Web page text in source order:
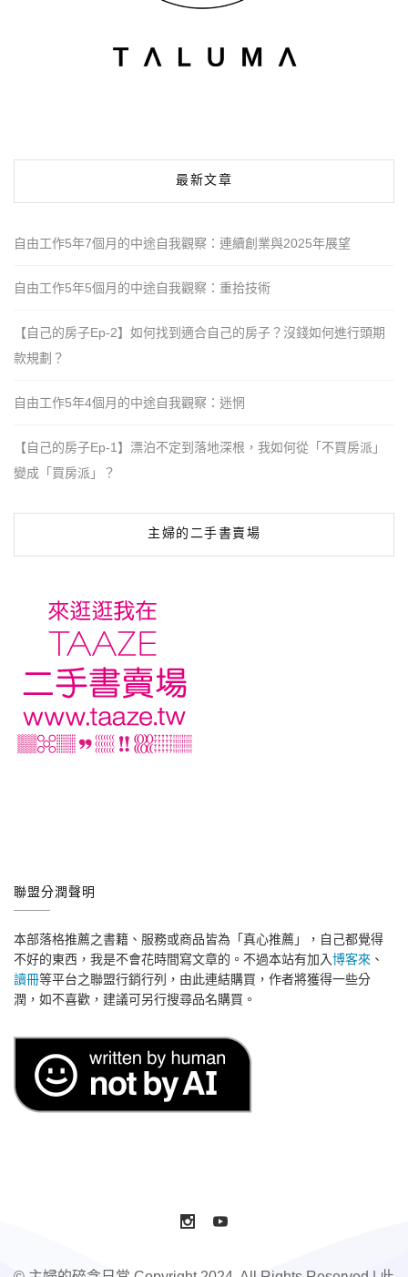
最新文章
自由工作5年7個月的中途自我觀察：連續創業與2025年展望
自由工作5年5個月的中途自我觀察：重拾技術
【自己的房子Ep-2】如何找到適合自己的房子？沒錢如何進行頭期
款規劃？
自由工作5年4個月的中途自我觀察：迷惘
【自己的房子Ep-1】漂泊不定到落地深根，我如何從「不買房派」
變成「買房派」？
主婦的二手書賣場
聯盟分潤聲明
本部落格推薦之書籍、服務或商品皆為「真心推薦」，自己都覺得
不好的東西，我是不會花時間寫文章的。不過本站有加入博客來 、
讀冊等平台之聯盟行銷行列，由此連結購買，作者將獲得一些分
潤，如不喜歡，建議可另行搜尋品名購買。